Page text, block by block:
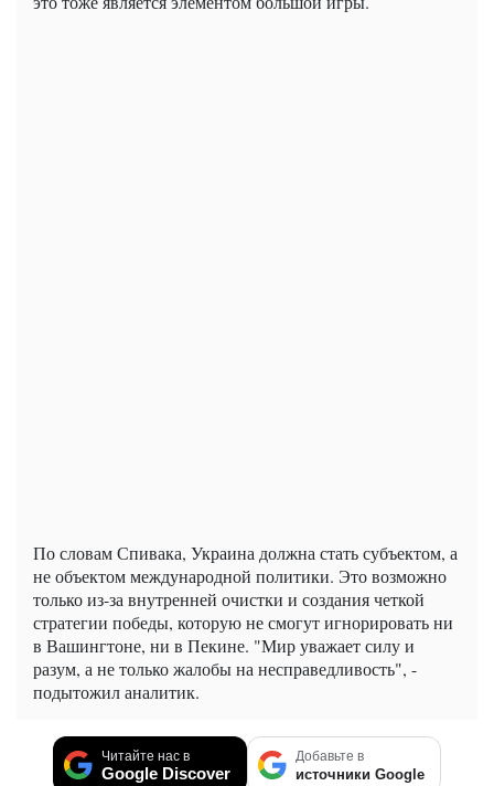
По словам Спивака, Украина должна стать субъектом, а
не объектом международной политики. Это возможно
только из-за внутренней очистки и создания четкой
стратегии победы, которую не смогут игнорировать ни
в Вашингтоне, ни в Пекине. "Мир уважает силу и
разум, а не только жалобы на несправедливость", -
подытожил аналитик.
Читайте нас в
Google Discover
Добавьте в
источники Google